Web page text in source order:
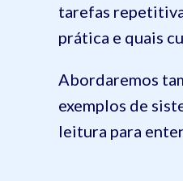
tarefas
prática e quais
Abordaremos
exemplos de
leitura para